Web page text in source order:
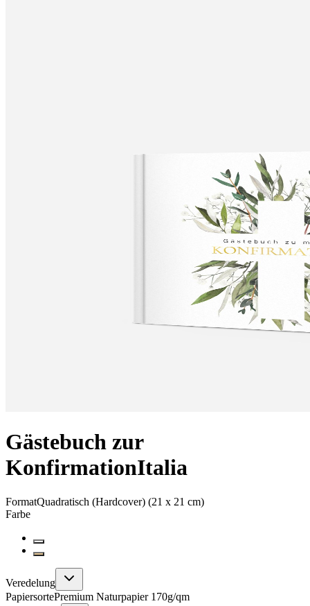
Gästebuch zur
KonfirmationItalia
FormatQuadratisch (Hardcover) (21 x 21 cm)
Farbe
Veredelung
PapiersortePremium Naturpapier 170g/qm